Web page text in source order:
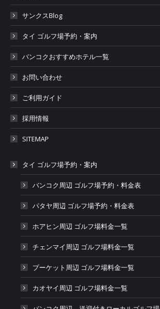
サンクスBlog
タイ ゴルフ場予約・案内
バンコクおすすめホテル一覧
お問い合わせ
ご利用ガイド
採用情報
SITEMAP
タイ ゴルフ場予約・案内
バンコク周辺 ゴルフ場予約・料金表
パタヤ周辺 ゴルフ場予約・料金表
ホアヒン周辺 ゴルフ場料金一覧
チェンマイ周辺 ゴルフ場料金一覧
プーケット周辺 ゴルフ場料金一覧
カオヤイ周辺 ゴルフ場料金一覧